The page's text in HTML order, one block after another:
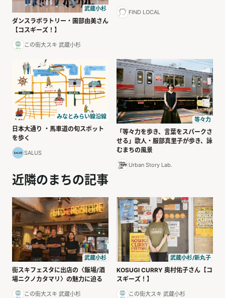
武蔵小杉
ダンスラボラトリー・園部由美さん
【コスギーズ！】
この街大スキ 武蔵小杉
FIND LOCAL
みなとみらい線沿線
日本大通り ・馬車道の旬スポット
を歩く
SALUS
等々力
「等々力を歩き、言葉をスパークさ
せる」歌人・服部真里子が歩き、詠
むまちの風景
Urban Story Lab.
近隣のまちの記事
武蔵小杉
街スキフェスタに出店の〈飯場/酒
場ニクノカタマリ〉の魅力に迫る
この街大スキ 武蔵小杉
武蔵小杉/新丸子
KOSUGI CURRY 奥村佑子さん【コ
スギーズ！】
この街大スキ 武蔵小杉